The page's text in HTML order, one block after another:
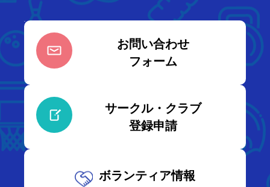
お問い合わせ
フォーム
サークル・クラブ
登録申請
ボランティア情報